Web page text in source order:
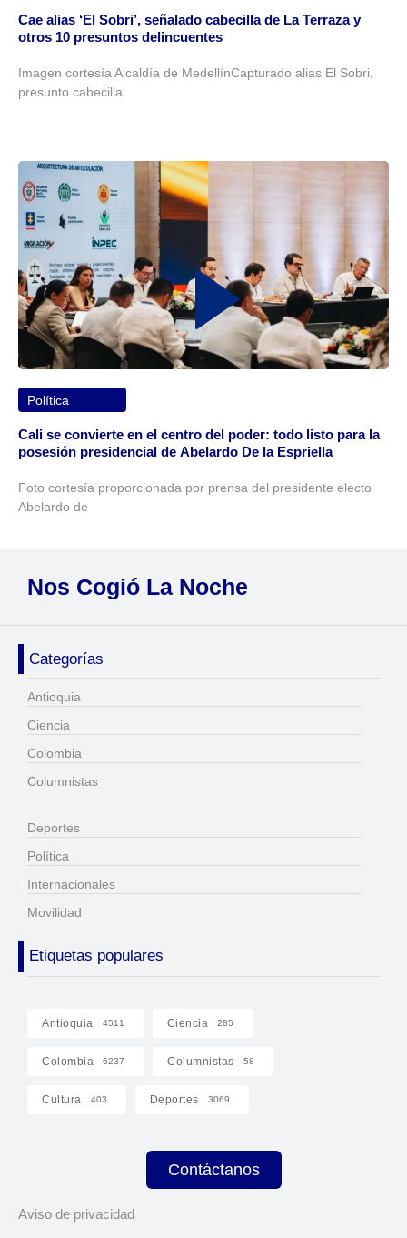
Cae alias ‘El Sobri’, señalado cabecilla de La Terraza y
otros 10 presuntos delincuentes
Imagen cortesía Alcaldía de MedellínCapturado alias El Sobri,
presunto cabecilla
Política
Cali se convierte en el centro del poder: todo listo para la
posesión presidencial de Abelardo De la Espriella
Foto cortesía proporcionada por prensa del presidente electo
Abelardo de
Nos Cogió La Noche
Categorías
Antioquia
Ciencia
Colombia
Columnistas
Deportes
Política
Internacionales
Movilidad
Etiquetas populares
Antioquia 4511 Ciencia 285
Colombia 6237 Columnistas 58
Cultura 403 Deportes 3069
Contáctanos
Aviso de privacidad